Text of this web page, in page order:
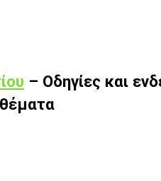
– Οδηγίες και